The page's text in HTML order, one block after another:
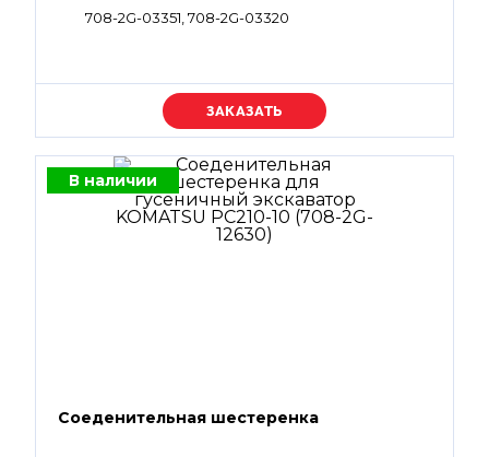
708-2G-03351, 708-2G-03320
Уточняйте цену
В наличии
Соеденительная шестеренка